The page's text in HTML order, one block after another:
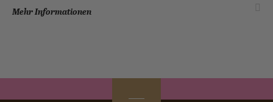
Mehr Informationen